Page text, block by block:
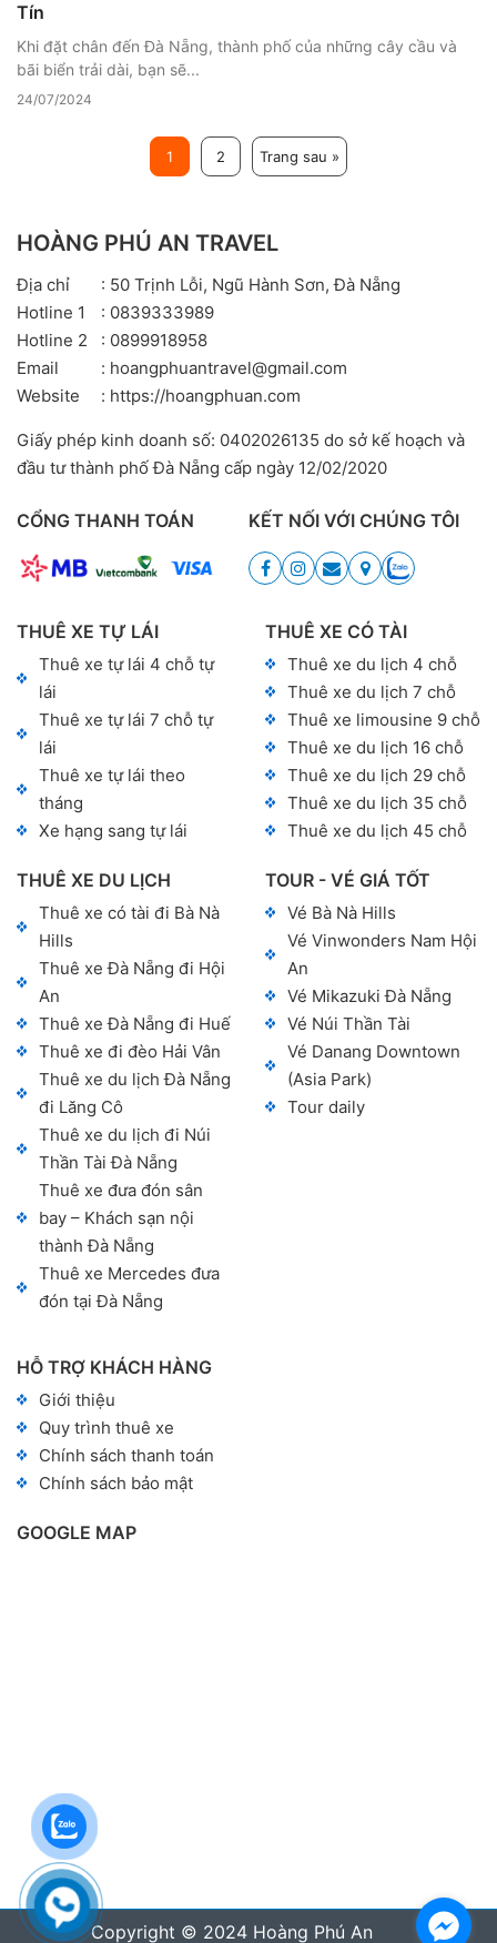
Tín
Khi đặt chân đến Đà Nẵng, thành phố của những cây cầu và
bãi biển trải dài, bạn sẽ...
24/07/2024
1 2 Trang sau »
HOÀNG PHÚ AN TRAVEL
Địa chỉ
: 50 Trịnh Lỗi, Ngũ Hành Sơn, Đà Nẵng
Hotline 1
: 0839333989
Hotline 2
: 0899918958
Email
: hoangphuantravel@gmail.com
Website
: https://hoangphuan.com
Giấy phép kinh doanh số: 0402026135 do sở kế hoạch và
đầu tư thành phố Đà Nẵng cấp ngày 12/02/2020
CỔNG THANH TOÁN KẾT NỐI VỚI CHÚNG TÔI
THUÊ XE TỰ LÁI
Thuê xe tự lái 4 chỗ tự
lái
Thuê xe tự lái 7 chỗ tự
lái
Thuê xe tự lái theo
tháng
Xe hạng sang tự lái
THUÊ XE DU LỊCH
Thuê xe có tài đi Bà Nà
Hills
Thuê xe Đà Nẵng đi Hội
An
Thuê xe Đà Nẵng đi Huế
Thuê xe đi đèo Hải Vân
Thuê xe du lịch Đà Nẵng
đi Lăng Cô
Thuê xe du lịch đi Núi
Thần Tài Đà Nẵng
Thuê xe đưa đón sân
bay – Khách sạn nội
thành Đà Nẵng
Thuê xe Mercedes đưa
đón tại Đà Nẵng
THUÊ XE CÓ TÀI
Thuê xe du lịch 4 chỗ
Thuê xe du lịch 7 chỗ
Thuê xe limousine 9 chỗ
Thuê xe du lịch 16 chỗ
Thuê xe du lịch 29 chỗ
Thuê xe du lịch 35 chỗ
Thuê xe du lịch 45 chỗ
TOUR - VÉ GIÁ TỐT
Vé Bà Nà Hills
Vé Vinwonders Nam Hội
An
Vé Mikazuki Đà Nẵng
Vé Núi Thần Tài
Vé Danang Downtown
(Asia Park)
Tour daily
GOOGLE MAP
HỖ TRỢ KHÁCH HÀNG
Giới thiệu
Quy trình thuê xe
Chính sách thanh toán
Chính sách bảo mật
Copyright © 2024 Hoàng Phú An